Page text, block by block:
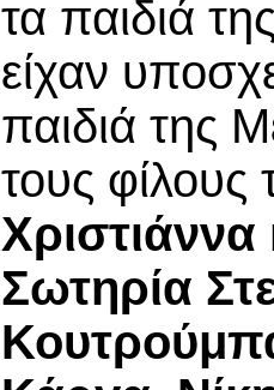
τα παιδιά
είχαν
παιδιά της
τους
Σωτηρία